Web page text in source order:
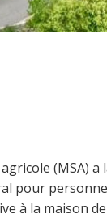
(MSA) a
pour
à la maison